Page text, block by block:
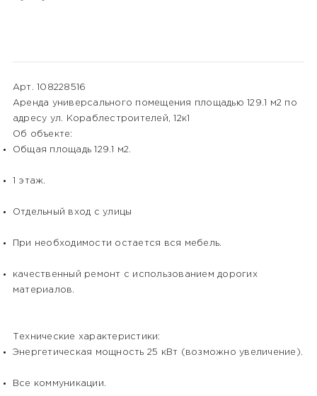
Арт. 108228516
Аренда универсального помещения площадью 129.1 м2 по
адресу ул. Кораблестроителей, 12к1
Об объекте:
Общая площадь 129.1 м2.
1 этаж.
Отдельный вход с улицы
При необходимости остается вся мебель.
качественный ремонт с использованием дорогих
материалов.
Технические характеристики:
Энергетическая мощность 25 кВт (возможно увеличение).
Все коммуникации.